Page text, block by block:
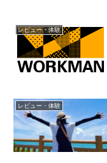
レビュー・体験
レビュー・体験